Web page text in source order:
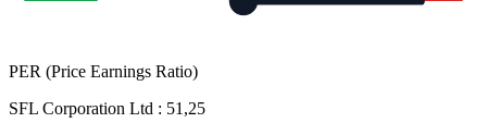
PER (Price Earnings Ratio)
SFL Corporation Ltd : 51,25